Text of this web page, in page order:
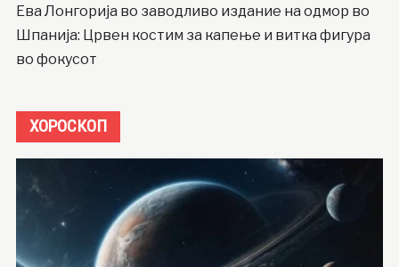
Ева Лонгорија во заводливо издание на одмор во
Шпанија: Црвен костим за капење и витка фигура
во фокусот
ХОРОСКОП